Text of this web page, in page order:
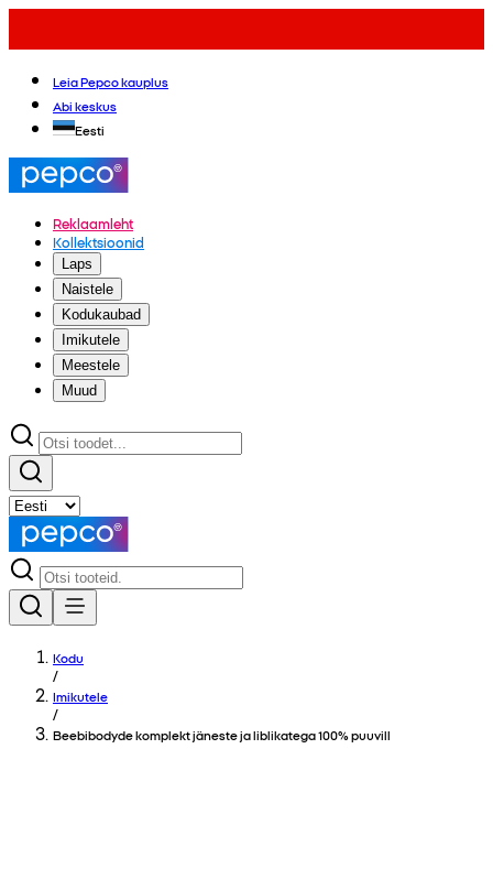
Leia Pepco kauplus
Abi keskus
Eesti
Reklaamleht
Kollektsioonid
Laps
Naistele
Kodukaubad
Imikutele
Meestele
Muud
Kodu
/
Imikutele
/
Beebibodyde komplekt jäneste ja liblikatega 100% puuvill